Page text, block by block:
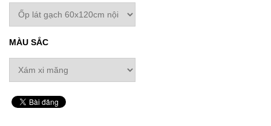
MÀU SẮC